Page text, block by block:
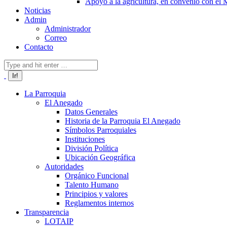
Noticias
Admin
Administrador
Correo
Contacto
Buscar:
La Parroquia
El Anegado
Datos Generales
Historia de la Parroquia El Anegado
Símbolos Parroquiales
Instituciones
División Política
Ubicación Geográfica
Autoridades
Orgánico Funcional
Talento Humano
Principios y valores
Reglamentos internos
Transparencia
LOTAIP